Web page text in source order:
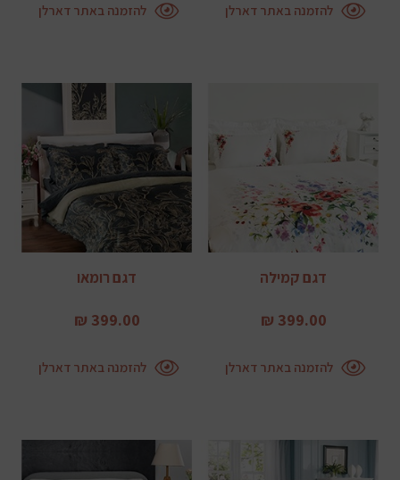
להזמנה באתר דארלן להזמנה באתר דארלן
דגם קמילה
399.00 ₪
להזמנה באתר דארלן
דגם רומאו
399.00 ₪
להזמנה באתר דארלן